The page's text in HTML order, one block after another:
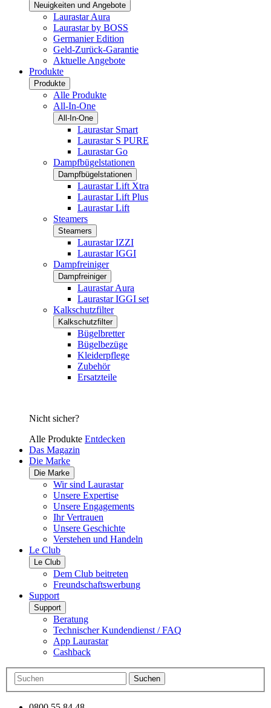
Neuigkeiten und Angebote
Laurastar Aura
Laurastar by BOSS
Germanier Edition
Geld-Zurück-Garantie
Aktuelle Angebote
Produkte
Produkte
Alle Produkte
All-In-One
All-In-One
Laurastar Smart
Laurastar S PURE
Laurastar Go
Dampfbügelstationen
Dampfbügelstationen
Laurastar Lift Xtra
Laurastar Lift Plus
Laurastar Lift
Steamers
Steamers
Laurastar IZZI
Laurastar IGGI
Dampfreiniger
Dampfreiniger
Laurastar Aura
Laurastar IGGI set
Kalkschutzfilter
Kalkschutzfilter
Bügelbretter
Bügelbezüge
Kleiderpflege
Zubehör
Ersatzteile
Nicht sicher?
Alle Produkte Entdecken
Das Magazin
Die Marke
Die Marke
Wir sind Laurastar
Unsere Expertise
Unsere Engagements
Ihr Vertrauen
Unsere Geschichte
Verstehen und Handeln
Le Club
Le Club
Dem Club beitreten
Freundschaftswerbung
Support
Support
Beratung
Technischer Kundendienst / FAQ
App Laurastar
Cashback
Suchen